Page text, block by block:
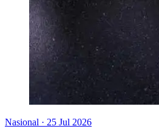
Nasional · 25 Jul 2026